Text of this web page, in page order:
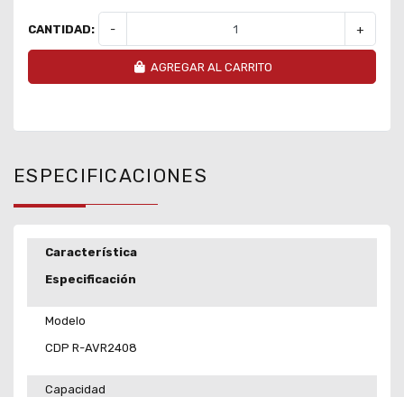
CANTIDAD: - +
AGREGAR AL CARRITO
ESPECIFICACIONES
Característica
Especificación
Modelo
CDP R-AVR2408
Capacidad